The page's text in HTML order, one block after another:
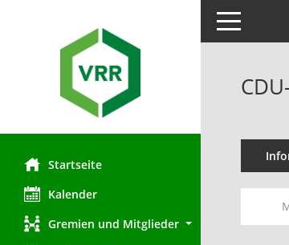
Startseite
Kalender
Gremien und Mitglieder
Toggle